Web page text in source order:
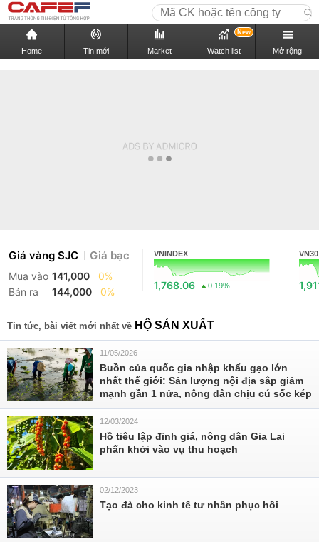
Home Tin mới Market Watch list
New
Mở rộng
Giá vàng SJC Giá bạc
Mua vào 141,000
0%
Bán ra
144,000 0%
VNINDEX
1,768.06 0.19%
VN30
Tin tức, bài viết mới nhất về HỘ SẢN XUẤT
11/05/2026
Buồn của quốc gia nhập khẩu gạo lớn
nhất thế giới: Sản lượng nội địa sắp giảm
mạnh gần 1 nửa, nông dân chịu cú sốc kép
12/03/2024
Hồ tiêu lập đỉnh giá, nông dân Gia Lai
phấn khởi vào vụ thu hoạch
02/12/2023
Tạo đà cho kinh tế tư nhân phục hồi